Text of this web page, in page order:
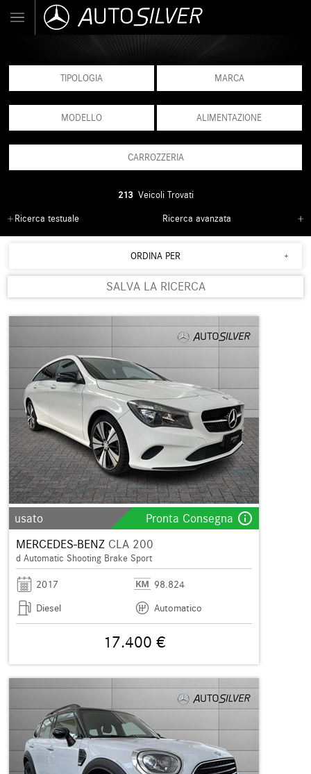
TIPOLOGIA MARCA
MODELLO ALIMENTAZIONE
CARROZZERIA
213Veicoli Trovati
Ricerca testuale
Ricerca avanzata
ORDINA PER
SALVA LA RICERCA
usato Pronta Consegna info_outline
MERCEDES-BENZ CLA 200
d Automatic Shooting Brake Sport
2017
98.824
Diesel
Automatico
17.400 €